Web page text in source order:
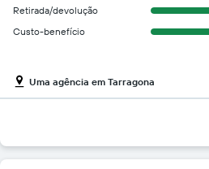
Retirada/devolução
Custo-benefício
Uma agência em Tarragona